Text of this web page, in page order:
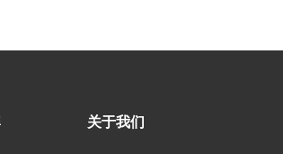
关于我们